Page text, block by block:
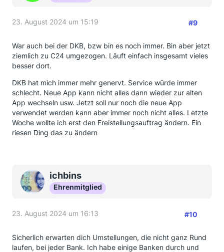
23. August 2024 um 15:19 #9
War auch bei der DKB, bzw bin es noch immer. Bin aber jetzt
ziemlich zu C24 umgezogen. Läuft einfach insgesamt vieles
besser dort.
DKB hat mich immer mehr genervt. Service würde immer
schlecht. Neue App kann nicht alles dann wieder zur alten
App wechseln usw. Jetzt soll nur noch die neue App
verwendet werden kann aber immer noch nicht alles. Letzte
Woche wollte ich erst den Freistellungsauftrag ändern. Ein
riesen Ding das zu ändern
ichbins
Ehrenmitglied
23. August 2024 um 16:13 #10
Sicherlich erwarten dich Umstellungen, die nicht ganz Rund
laufen, bei jeder Bank. Ich habe einige Banken durch und